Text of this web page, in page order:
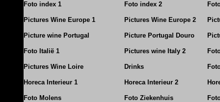
Foto index 1 Foto index 2
Pictures Wine Europe 1 Pictures Wine Europe 2
Picture wine Portugal Picture Portugal Douro
Foto Italië 1 Pictures wine Italy 2
Pictures Wine Loire Drinks
Horeca Interieur 1 Horeca Interieur 2
Foto Molens Foto Ziekenhuis